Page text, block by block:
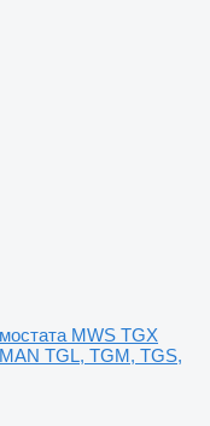
MWS TGX
TGL, TGM, TGS,